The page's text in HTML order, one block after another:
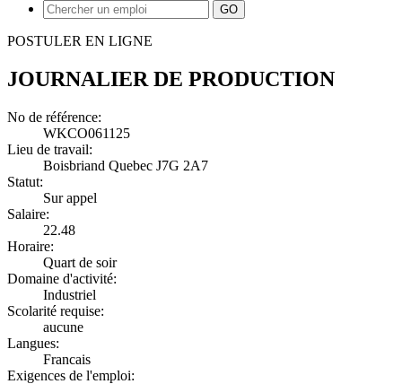
POSTULER EN LIGNE
JOURNALIER DE PRODUCTION
No de référence:
WKCO061125
Lieu de travail:
Boisbriand Quebec J7G 2A7
Statut:
Sur appel
Salaire:
22.48
Horaire:
Quart de soir
Domaine d'activité:
Industriel
Scolarité requise:
aucune
Langues:
Francais
Exigences de l'emploi: